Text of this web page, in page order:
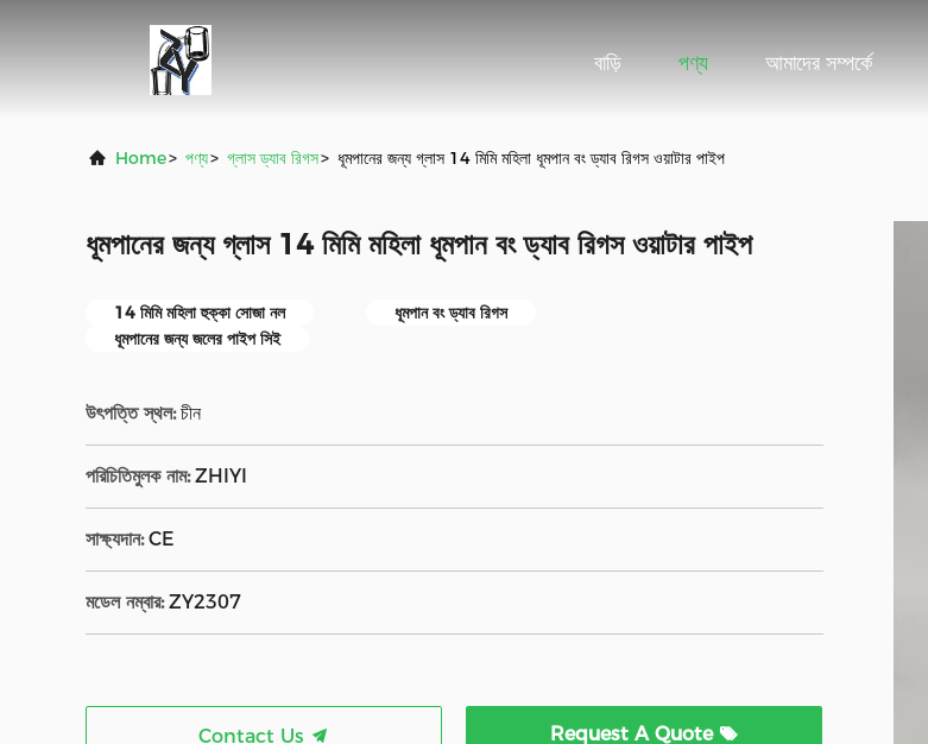
বাড়ি পণ্য আমাদের সম্পর্কে
Home> পণ্য> গ্লাস ড্যাব রিগস> ধূমপানের জন্য গ্লাস 14 মিমি মহিলা ধূমপান বং ড্যাব রিগস ওয়াটার পাইপ
ধূমপানের জন্য গ্লাস 14 মিমি মহিলা ধূমপান বং ড্যাব রিগস ওয়াটার পাইপ
14 মিমি মহিলা হুক্কা সোজা নল
ধূমপান বং ড্যাব রিগস
ধূমপানের জন্য জলের পাইপ সিই
উৎপত্তি স্থল: চীন
পরিচিতিমুলক নাম: ZHIYI
সাক্ষ্যদান: CE
মডেল নম্বার: ZY2307
Contact Us Request A Quote